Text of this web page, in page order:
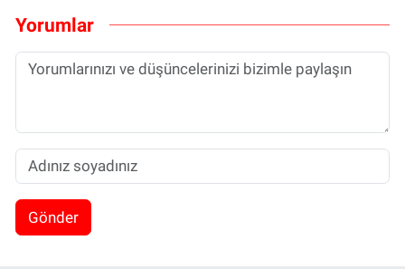
Yorumlar
Gönder